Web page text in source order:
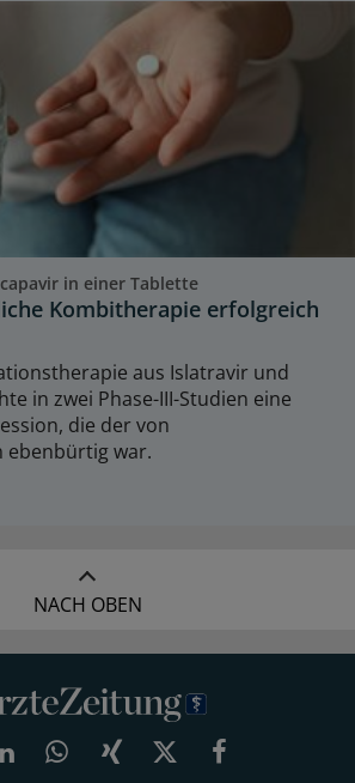
in einer Tablette
Kombitherapie erfolgreich
aus Islatravir und
in zwei Phase-III-Studien eine
die der von
ebenbürtig war.
NACH OBEN